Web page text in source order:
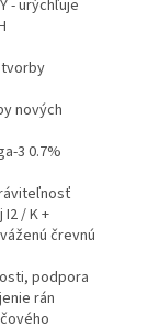
- urýchľuje
tvorby
nových
3 0.7%
/ K +
črevnú
podpora
rán